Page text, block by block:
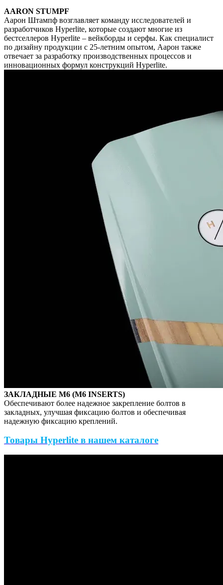
AARON STUMPF
Аарон Штампф возглавляет команду исследователей и
разработчиков Hyperlite, которые создают многие из
бестселлеров Hyperlite – вейкборды и серфы. Как специалист
по дизайну продукции с 25-летним опытом, Аарон также
отвечает за разработку производственных процессов и
инновационных формул конструкций Hyperlite.
ЗАКЛАДНЫЕ M6 (M6 INSERTS)
Обеспечивают более надежное закрепление болтов в
закладных, улучшая фиксацию болтов и обеспечивая
надежную фиксацию креплений.
Товары Hyperlite в нашем каталоге